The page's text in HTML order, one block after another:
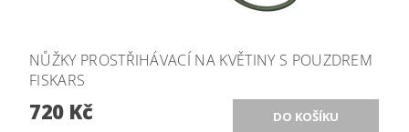
NŮŽKY PROSTŘIHÁVACÍ NA KVĚTINY S POUZDREM
FISKARS
720 Kč